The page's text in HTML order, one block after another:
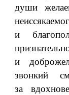
души
и
и
звонкий
за